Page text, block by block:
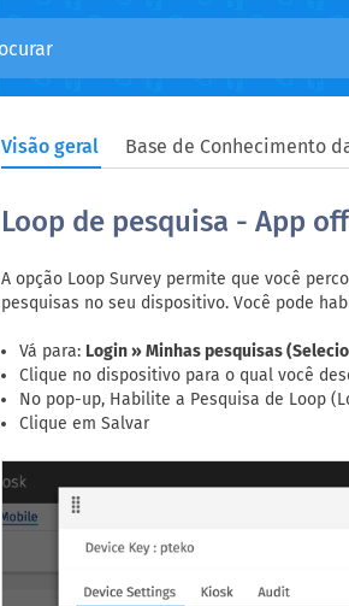
Visão geral Base de Conhecimento
Loop de pesquisa - App
A opção Loop Survey permite que você
pesquisas no seu dispositivo. Você pode
Vá para: Login » Minhas pesquisas
Clique no dispositivo para o qual você
No pop-up, Habilite a Pesquisa de Loop
Clique em Salvar